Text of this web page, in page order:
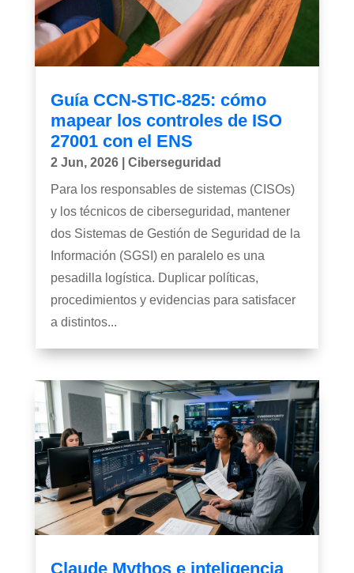
Guía CCN-STIC-825: cómo
mapear los controles de ISO
27001 con el ENS
2 Jun, 2026| Ciberseguridad
Para los responsables de sistemas (CISOs)
y los técnicos de ciberseguridad, mantener
dos Sistemas de Gestión de Seguridad de la
Información (SGSI) en paralelo es una
pesadilla logística. Duplicar políticas,
procedimientos y evidencias para satisfacer
a distintos...
Claude Mythos e inteligencia